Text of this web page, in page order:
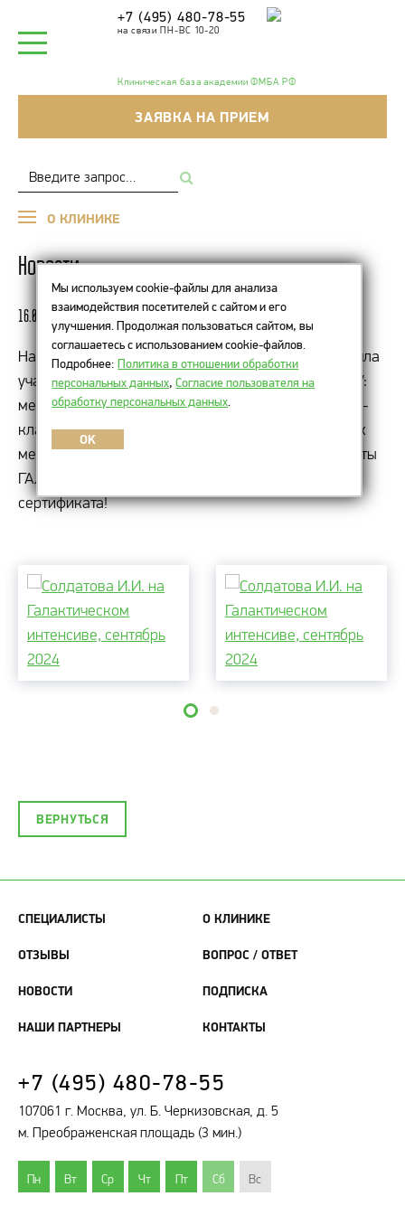
+7 (495) 480-78-55
на связи ПН-ВС 10-20
Клиническая база академии ФМБА РФ
ЗАЯВКА НА ПРИЕМ
О КЛИНИКЕ
Новости
16.09.2024
Наш специалист Солдатова Ирина Игоревна
приняла
участие в мероприятии «Галактический интенсив V:
междисциплинарный challenge». Это серия мастер-
классов по сочетанию аппаратных и инъекционных
методик от врачей-косметологов Института красоты
ГАЛАКТИКА. Поздравляем с получением
сертификата!
ВЕРНУТЬСЯ
СПЕЦИАЛИСТЫ О КЛИНИКЕ
ОТЗЫВЫ ВОПРОС / ОТВЕТ
НОВОСТИ ПОДПИСКА
НАШИ ПАРТНЕРЫ КОНТАКТЫ
+7 (495) 480-78-55
107061 г. Москва, ул. Б. Черкизовская, д. 5
м. Преображенская площадь (3 мин.)
Пн Вт Ср Чт Пт Сб Вс
Мы используем cookie-файлы для анализа
взаимодействия посетителей с сайтом и его
улучшения. Продолжая пользоваться сайтом, вы
соглашаетесь с использованием cookie-файлов.
Подробнее:Политика в отношении обработки
персональных данных,Согласие пользователя на
обработку персональных данных
OK